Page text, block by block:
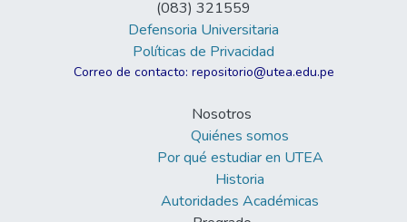
(083) 321559
Defensoria Universitaria
Políticas de Privacidad
Correo de contacto: repositorio@utea.edu.pe
Nosotros
Quiénes somos
Por qué estudiar en UTEA
Historia
Autoridades Académicas